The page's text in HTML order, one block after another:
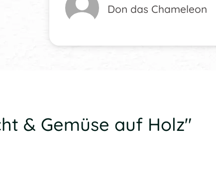
Don das Chameleon
& Gemüse auf Holz"